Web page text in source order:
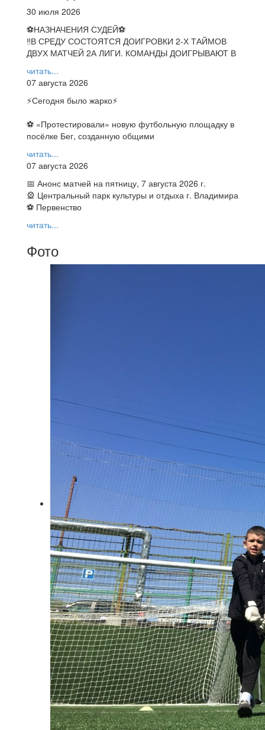
30 июля 2026
⚽НАЗНАЧЕНИЯ СУДЕЙ⚽
‼В СРЕДУ СОСТОЯТСЯ ДОИГРОВКИ 2-Х ТАЙМОВ
ДВУХ МАТЧЕЙ 2А ЛИГИ. КОМАНДЫ ДОИГРЫВАЮТ В
читать...
07 августа 2026
⚡️Сегодня было жарко⚡️
⚽ ️«Протестировали» новую футбольную площадку в
посёлке Бег, созданную общими
читать...
07 августа 2026
📅 Анонс матчей на пятницу, 7 августа 2026 г.
🎡 Центральный парк культуры и отдыха г. Владимира
⚽ Первенство
читать...
Фото